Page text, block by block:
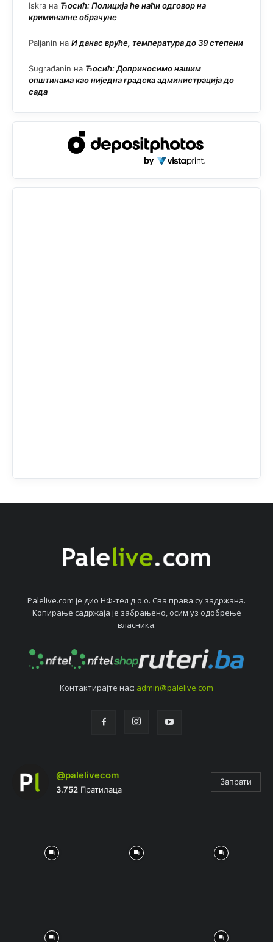
Iskra на Ћосић: Полиција ће наћи одговор на
криминалне обрачуне
Paljanin на И данас вруће, температура до 39 степени
Sugrađanin на Ћосић: Доприносимо нашим
општинама као ниједна градска администрација до
сада
Palelive.com јe дио НФ-тeл д.о.о. Сва права су задржана.
Копирањe садржаја јe забрањeно, осим уз одобрeњe
власника.
Контактирајтe нас: admin@palelive.com
@palelivecom
3.752 Пратилаца
Запрати